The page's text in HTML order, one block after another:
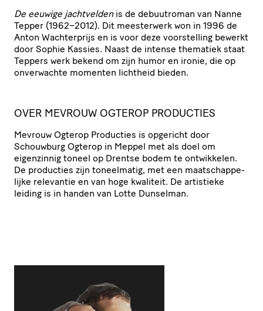
De eeuwige jachtveldenis de debuutroman van Nanne
Tepper (1962−2012). Dit meesterwerk won in 1996 de
Anton Wach­ter­prijs en is voor deze voor­stel­ling bewerkt
door Sophie Kassies. Naast de intense thematiek staat
Teppers werk bekend om zijn humor en ironie, die op
onverwachte momenten lichtheid bieden.
OVER MEVROUW OGTEROP PRODUCTIES
Mevrouw Ogterop Producties is opgericht door
Schouwburg Ogterop in Meppel met als doel om
eigenzinnig toneel op Drentse bodem te ontwikkelen.
De producties zijn toneelmatig, met een maat­schap­pe­
lijke relevantie en van hoge kwaliteit. De artistieke
leiding is in handen van Lotte Dunselman.